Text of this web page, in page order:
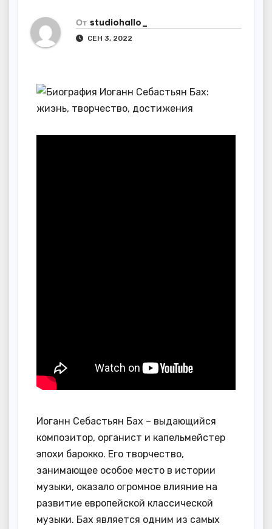
От studiohallo_
СЕН 3, 2022
Иоганн Себастьян Бах – выдающийся
композитор, органист и капельмейстер
эпохи барокко. Его творчество,
занимающее особое место в истории
музыки, оказало огромное влияние на
развитие европейской классической
музыки. Бах является одним из самых